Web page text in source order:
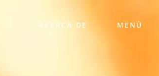
ACERCA DE MENÙ